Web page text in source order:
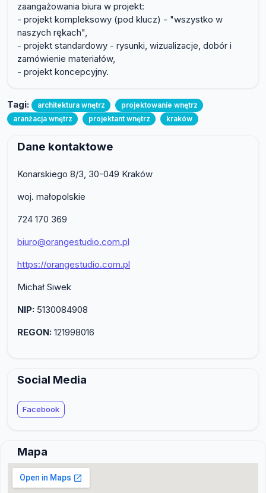
zaangażowania biura w projekt:
- projekt kompleksowy (pod klucz) - "wszystko w
naszych rękach",
- projekt standardowy - rysunki, wizualizacje, dobór i
zamówienie materiałów,
- projekt koncepcyjny.
Tagi: architektura wnętrz
projektowanie wnętrz
aranżacja wnętrz
projektant wnętrz kraków
Dane kontaktowe
Konarskiego 8/3, 30-049 Kraków
woj. małopolskie
724 170 369
biuro@orangestudio.com.pl
https://orangestudio.com.pl
Michał Siwek
NIP: 5130084908
REGON: 121998016
Social Media
Facebook
Mapa